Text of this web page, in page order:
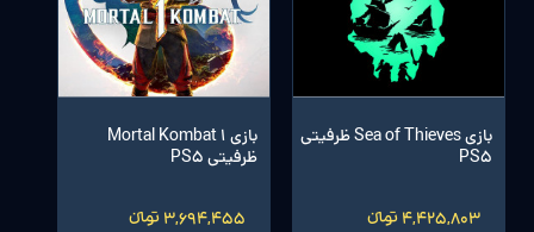
بازی Sea of Thieves ظرفیتی
PS5
4,425,803 تومانءءء
بازی Mortal Kombat 1
ظرفیتی PS5
3,694,455 تومانءءء